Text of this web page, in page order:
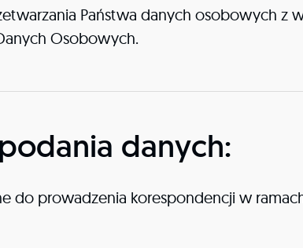
Państwa danych osobowych z
Osobowych.
danych:
do prowadzenia korespondencji w